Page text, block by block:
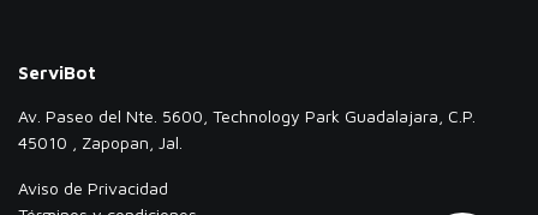
ServiBot
Av. Paseo del Nte. 5600, Technology Park Guadalajara, C.P.
45010 , Zapopan, Jal.
Aviso de Privacidad